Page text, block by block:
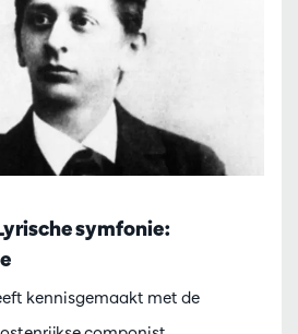
symfonie:
kennisgemaakt met de